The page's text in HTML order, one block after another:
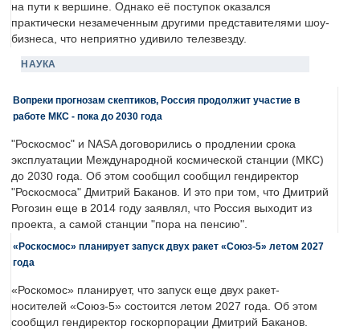
на пути к вершине. Однако её поступок оказался
практически незамеченным другими представителями шоу-
бизнеса, что неприятно удивило телезвезду.
НАУКА
Вопреки прогнозам скептиков, Россия продолжит участие в
работе МКС - пока до 2030 года
"Роскосмос" и NASA договорились о продлении срока
эксплуатации Международной космической станции (МКС)
до 2030 года. Об этом сообщил сообщил гендиректор
"Роскосмоса" Дмитрий Баканов. И это при том, что Дмитрий
Рогозин еще в 2014 году заявлял, что Россия выходит из
проекта, а самой станции "пора на пенсию".
«Роскосмос» планирует запуск двух ракет «Союз-5» летом 2027
года
«Роскомос» планирует, что запуск еще двух ракет-
носителей «Союз-5» состоится летом 2027 года. Об этом
сообщил гендиректор госкорпорации Дмитрий Баканов.